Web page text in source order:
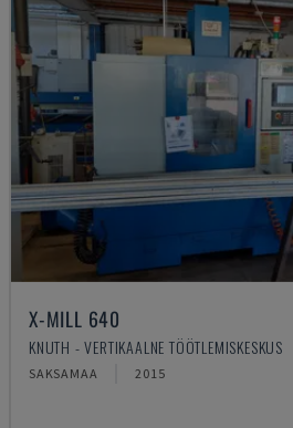
X-MILL 640
KNUTH - VERTIKAALNE TÖÖTLEMISKESKUS
SAKSAMAA 2015